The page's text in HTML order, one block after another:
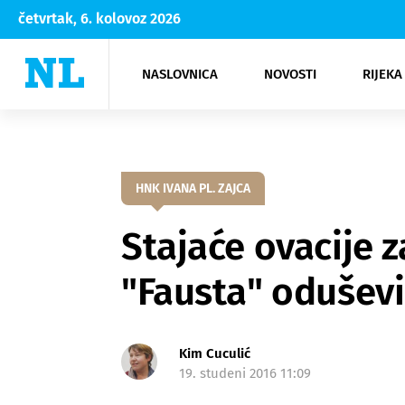
četvrtak, 6. kolovoz 2026
NASLOVNICA NOVOSTI
Rijeka Opatija
NK
Moda
Kultura
HNK IVANA PL. ZAJCA
Stajaće ovacije
"Fausta"
Kim Cuculić
19. studeni 2016 11:09